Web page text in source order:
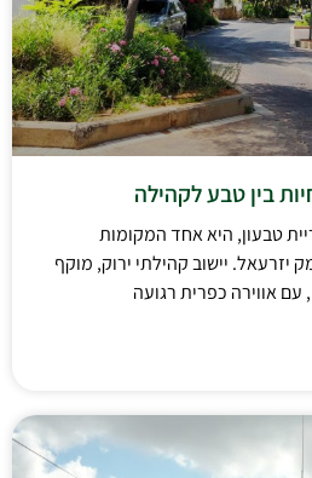
בין טבע לקהילה
טבעון, היא אחד המקומות
יזרעאל. יישוב קהילתי ירוק, מוקף
עם אווירה כפרית רגועה